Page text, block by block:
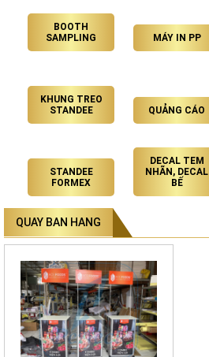
BOOTH
SAMPLING
MÁY IN PP
KHUNG TREO
STANDEE
QUẢNG CÁO
STANDEE
FORMEX
DECAL TEM
NHÃN, DECAL
BẾ
QUAY BAN HANG